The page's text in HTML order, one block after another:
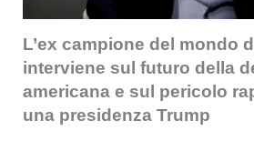
L’ex campione del mondo
interviene sul futuro della
americana e sul pericolo
una presidenza Trump